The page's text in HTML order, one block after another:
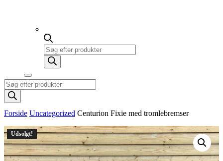
Products
search
Products
search
Forside Uncategorized Centurion Fixie med tromlebremser
Udsolgt!